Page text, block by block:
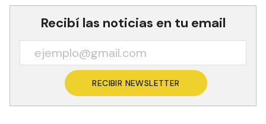
Recibí las noticias en tu email
RECIBIR NEWSLETTER